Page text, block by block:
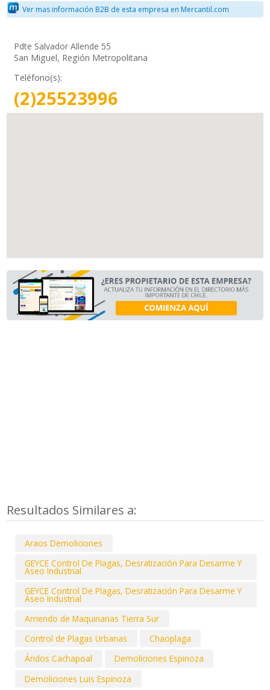
Ver mas información B2B de esta empresa en Mercantil.com
Pdte Salvador Allende 55
San Miguel, Región Metropolitana
Teléfono(s):
(2)25523996
Resultados Similares a:
Araos Demoliciones
GEYCE Control De Plagas, Desratización Para Desarme Y
Aseo Industrial
GEYCE Control De Plagas, Desratización Para Desarme Y
Aseo Industrial
Arriendo de Maquinarias Tierra Sur
Control de Plagas Urbanas
Chaoplaga
Áridos Cachapoal
Demoliciones Espinoza
Demoliciones Luis Espinoza